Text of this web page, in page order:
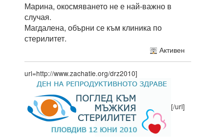
Марина, окосмяването не е най-важно в
случая.
Магдалена, обърни се към клиника по
стерилитет.
Активен
url=http://www.zachatie.org/drz2010]
[/url]